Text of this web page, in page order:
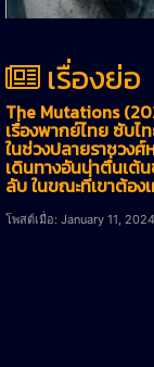
เรื่องย่อ
The Mutations
เรื่องพากย์ไทย ซับไ
ในช่วงปลายราชวง
เดินทางอันน่าตื่นเต้
ลับ ในขณะที่เขาต้อง
โพสต์เมื่อ: January 11,